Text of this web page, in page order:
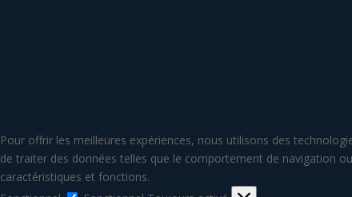
Pour offrir les meilleures expériences, nous utilisons des
de traiter des données telles que le comportement de navigation
caractéristiques et fonctions.